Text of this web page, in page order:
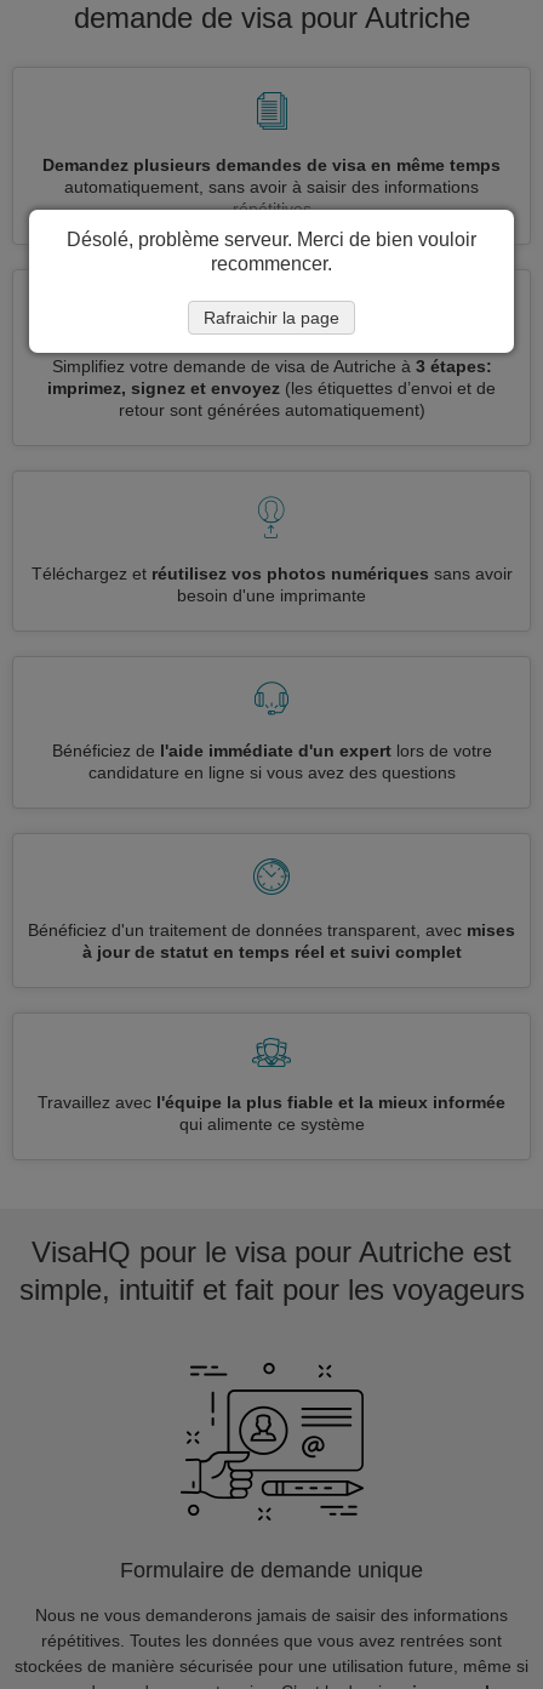
demande de visa pour Autriche
Demandez plusieurs demandes de visa en même temps
automatiquement, sans avoir à saisir des informations
répétitives
Simplifiez votre demande de visa de Autriche à 3 étapes:
imprimez, signez et envoyez (les étiquettes d’envoi et de
retour sont générées automatiquement)
Téléchargez et réutilisez vos photos numériques sans avoir
besoin d'une imprimante
Bénéficiez de l'aide immédiate d'un expertlors de votre
candidature en ligne si vous avez des questions
Bénéficiez d'un traitement de données transparent, avec mises
à jour de statut en temps réel et suivi complet
Travaillez avec l'équipe la plus fiable et la mieux informée
qui alimente ce système
VisaHQ pour le visa pour Autriche est
simple, intuitif et fait pour les voyageurs
Formulaire de demande unique
Nous ne vous demanderons jamais de saisir des informations
répétitives. Toutes les données que vous avez rentrées sont
stockées de manière sécurisée pour une utilisation future, même si
Désolé, problème serveur. Merci de bien vouloir
recommencer.
Rafraichir la page